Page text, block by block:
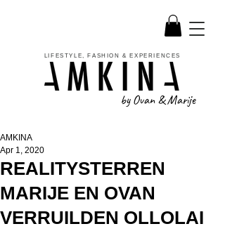
LIFESTYLE, FASHION & EXPERIENCES
by Ovan & Marije
REALITYSTERREN
MARIJE EN OVAN
VERRUILDEN OLLOLAI
AMKINA
Apr 1, 2020